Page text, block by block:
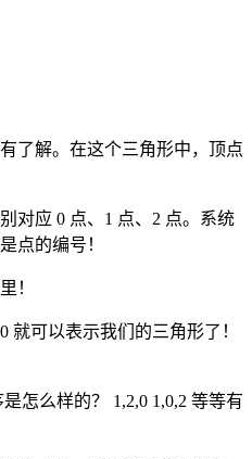
了解。在这个三角形中，顶点
对应 0 点、1 点、2 点。系统
点的编号！
！
就可以表示我们的三角形了！
怎么样的？ 1,2,0 1,0,2 等等有